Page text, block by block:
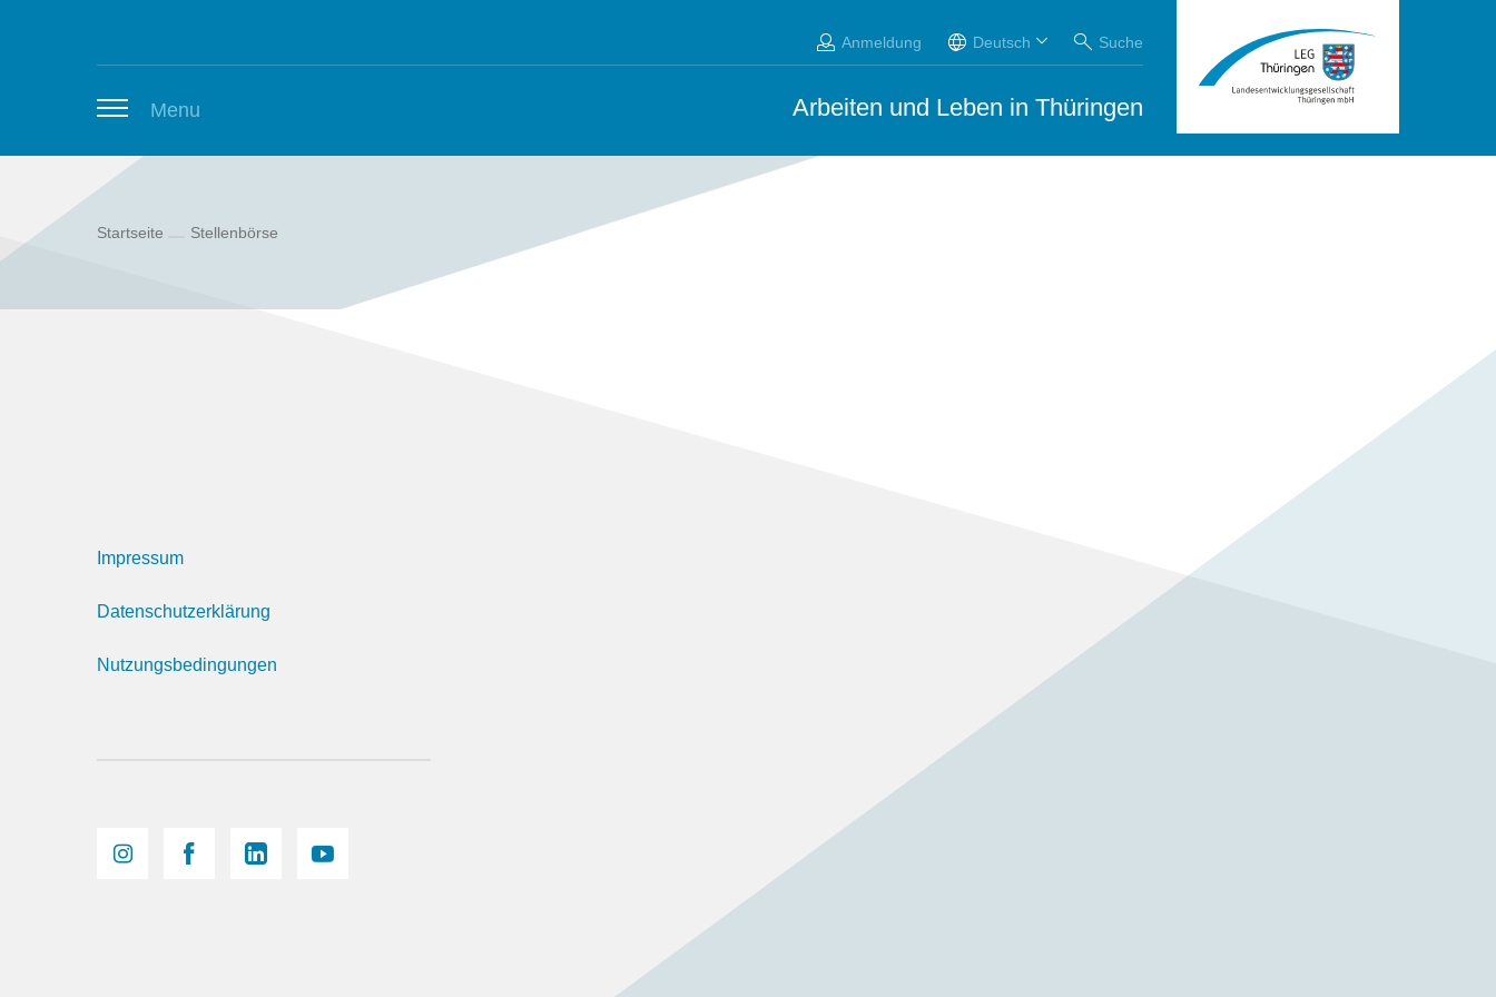
Anmeldung Deutsch Suche
Arbeiten und Leben in Thüringen
Menu
Thüringer Stellenbörse
Newsletter
Startseite Stellenbörse
Impressum
Datenschutzerklärung
Nutzungsbedingungen